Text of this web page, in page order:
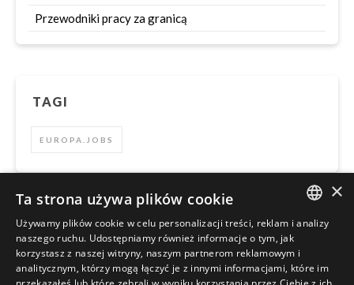
Przewodniki pracy za granicą
TAGI
EUROPA.JOBS
Szukaj
POLISH
×
Ta strona używa plików cookie
Używamy plików cookie w celu personalizacji treści, reklam i analizy
naszego ruchu. Udostępniamy również informacje o tym, jak
korzystasz z naszej witryny, naszym partnerom reklamowym i
analitycznym, którzy mogą łączyć je z innymi informacjami, które im